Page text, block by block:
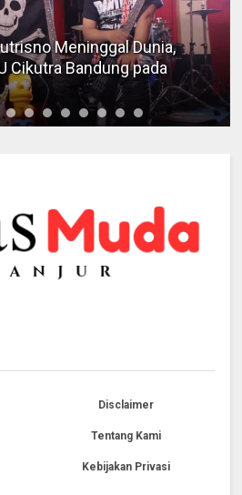
Meninggal Dunia,
Cikutra Bandung pada
Disclaimer
Tentang Kami
Kebijakan Privasi